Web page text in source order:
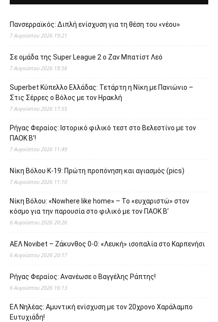
Πανσερραϊκός: Διπλή ενίσχυση για τη θέση του «νέου»
7 Αυγούστου 2026 19:21
Σε ομάδα της Super League 2 o Ζαν Μπατίστ Λεό
7 Αυγούστου 2026 18:56
Superbet Κύπελλο Ελλάδας: Τετάρτη η Νίκη με Πανιώνιο –
Στις Σέρρες ο Βόλος με τον Ηρακλή
7 Αυγούστου 2026 17:55
Ρήγας Φεραίος: Ιστορικό φιλικό τεστ στο Βελεστίνο με τον
ΠΑΟΚ Β’!
7 Αυγούστου 2026 11:49
Νίκη Βόλου Κ-19: Πρώτη προπόνηση και αγιασμός (pics)
7 Αυγούστου 2026 11:10
Νίκη Βόλου: «Nowhere like home» – Το «ευχαριστώ» στον
κόσμο για την παρουσία στο φιλικό με τον ΠΑΟΚ Β’
6 Αυγούστου 2026 20:26
ΑΕΛ Novibet – Ζάκυνθος 0-0: «Λευκή» ισοπαλία στο Καρπενήσι
6 Αυγούστου 2026 20:17
Ρήγας Φεραίος: Ανανέωσε ο Βαγγέλης Ράπτης!
6 Αυγούστου 2026 16:13
ΕΛ Νηλέας: Αμυντική ενίσχυση με τον 20χρονο Χαράλαμπο
Ευτυχιάδη!